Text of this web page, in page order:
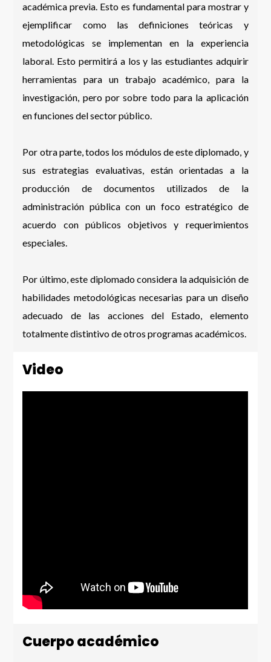
académica previa. Esto es fundamental para mostrar y
ejemplificar como las definiciones teóricas y
metodológicas se implementan en la experiencia
laboral. Esto permitirá a los y las estudiantes adquirir
herramientas para un trabajo académico, para la
investigación, pero por sobre todo para la aplicación
en funciones del sector público.
Por otra parte, todos los módulos de este diplomado, y
sus estrategias evaluativas, están orientadas a la
producción de documentos utilizados de la
administración pública con un foco estratégico de
acuerdo con públicos objetivos y requerimientos
especiales.
Por último, este diplomado considera la adquisición de
habilidades metodológicas necesarias para un diseño
adecuado de las acciones del Estado, elemento
totalmente distintivo de otros programas académicos.
Video
Cuerpo académico